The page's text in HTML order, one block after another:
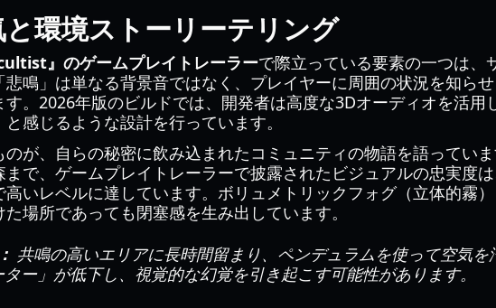
環境ストーリーテリング
』のゲームプレイトレーラーで際立っている要素の一つは、
悲鳴」は単なる背景音ではなく、プレイヤーに周囲の状況を知ら
す。2026年版のビルドでは、開発者は高度な3Dオーディオを活用
感じるような設計を行っています。
のが、自らの秘密に飲み込まれたコミュニティの物語を語ってい
まで、ゲームプレイトレーラーで披露されたビジュアルの忠実度
高いレベルに達しています。ボリュメトリックフォグ（立体的霧
た場所であっても閉塞感を生み出しています。
共鳴の高いエリアに長時間留まり、ペンデュラムを使って空気
ー」が低下し、視覚的な幻覚を引き起こす可能性があります。